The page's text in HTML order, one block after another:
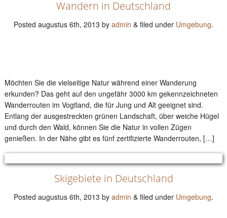
Wandern in Deutschland
Posted augustus 6th, 2013 by admin & filed under Umgebung.
Möchten Sie die vielseitige Natur während einer Wanderung
erkunden? Das geht auf den ungefähr 3000 km gekennzeichneten
Wanderrouten im Vogtland, die für Jung und Alt geeignet sind.
Entlang der ausgestreckten grünen Landschaft, über weiche Hügel
und durch den Wald, können Sie die Natur in vollen Zügen
genießen. In der Nähe gibt es fünf zertifizierte Wanderrouten, […]
Skigebiete in Deutschland
Posted augustus 6th, 2013 by admin & filed under Umgebung.